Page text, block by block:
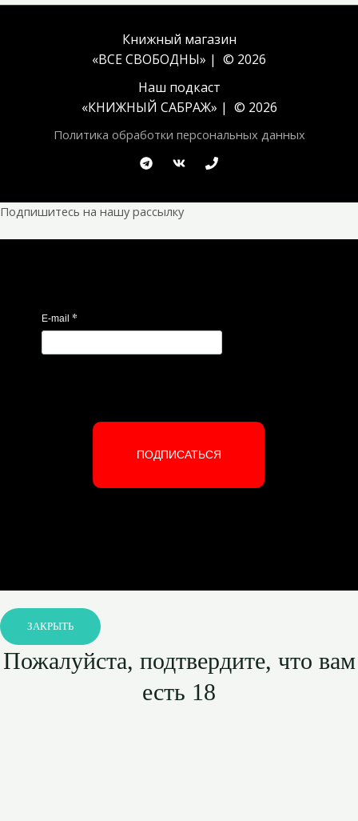
Книжный магазин
«ВСЕ СВОБОДНЫ» | © 2026
Наш подкаст
«КНИЖНЫЙ САБРАЖ» | © 2026
Политика обработки персональных данных
Подпишитесь на нашу рассылку
E-mail *
ПОДПИСАТЬСЯ
ЗАКРЫТЬ
Пожалуйста, подтвердите, что вам
есть 18